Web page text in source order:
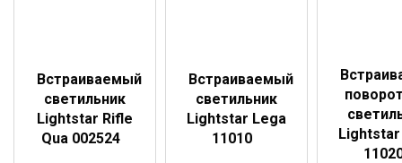
Встраиваемый
светильник
Lightstar Rifle
Qua 002524
Встраиваемый
светильник
Lightstar Lega
11010